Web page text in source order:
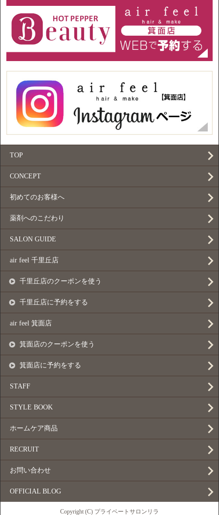
TOP
CONCEPT
初めてのお客様へ
薬剤へのこだわり
SALON GUIDE
air feel 千里丘店
千里丘店のクーポンを使う
千里丘店に予約をする
air feel 箕面店
箕面店のクーポンを使う
箕面店に予約をする
STAFF
STYLE BOOK
ホームケア商品
RECRUIT
お問い合わせ
OFFICIAL BLOG
Copyright (C) プライベートサロンリラ